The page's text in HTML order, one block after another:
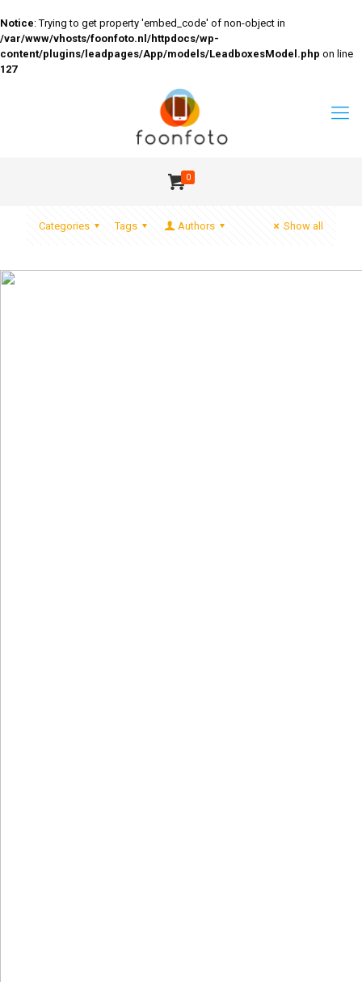
Notice: Trying to get property 'embed_code' of non-object in
/var/www/vhosts/foonfoto.nl/httpdocs/wp-
content/plugins/leadpages/App/models/LeadboxesModel.php on line
127
0
Categories Tags Authors Show all